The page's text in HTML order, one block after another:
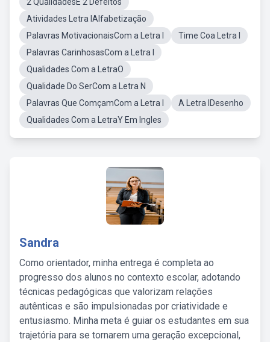
Atividades Letra IAlfabetização
Palavras MotivacionaisCom a Letra I
Time Coa Letra I
Palavras CarinhosasCom a Letra I
Qualidades Com a LetraO
Qualidade Do SerCom a Letra N
Palavras Que ComçamCom a Letra I
A Letra IDesenho
Qualidades Com a LetraY Em Ingles
Sandra
Como orientador, minha entrega é completa ao
progresso dos alunos no contexto escolar, adotando
técnicas pedagógicas que valorizam relações
autênticas e são impulsionadas por criatividade e
entusiasmo. Minha meta é guiar os estudantes em sua
trajetória para se tornarem uma geração excepcional,